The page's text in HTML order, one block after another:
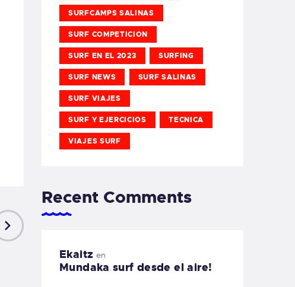
SURFCAMPS SALINAS
SURF COMPETICION
SURF EN EL 2023 SURFING
SURF NEWS SURF SALINAS
SURF VIAJES
SURF Y EJERCICIOS TECNICA
VIAJES SURF
Recent Comments
Ekaitz en
Mundaka surf desde el aire!